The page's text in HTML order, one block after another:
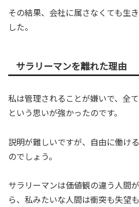
その結果、会社に属さなくても生
した。
サラリーマンを離れた理由
私は管理されることが嫌いで、全
という思いが強かったのです。
説明が難しいですが、自由に働け
のでしょう。
サラリーマンは価値観の違う人間
ら、私みたいな人間は衝突も失望も